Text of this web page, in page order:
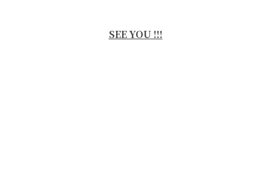
SEE YOU !!!